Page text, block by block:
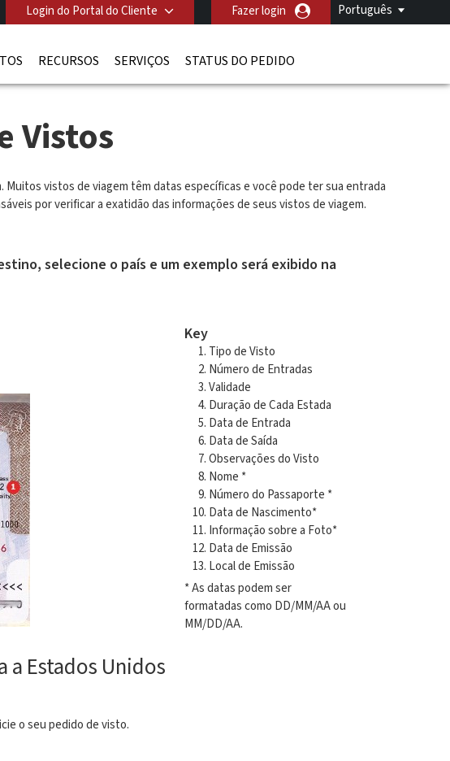
Português
Login do Portal do Cliente Fazer login
RECURSOS SERVIÇOS STATUS DO PEDIDO
Vistos
vistos de viagem têm datas específicas e você pode ter sua entrada
por verificar a exatidão das informações de seus vistos de viagem.
selecione o país e um exemplo será exibido na
Key
Tipo de Visto
Número de Entradas
Validade
Duração de Cada Estada
Data de Entrada
Data de Saída
Observações do Visto
Nome *
Número do Passaporte *
Data de Nascimento*
Informação sobre a Foto*
Data de Emissão
Local de Emissão
* As datas podem ser
formatadas como DD/MM/AA ou
MM/DD/AA.
a Estados Unidos
o seu pedido de visto.